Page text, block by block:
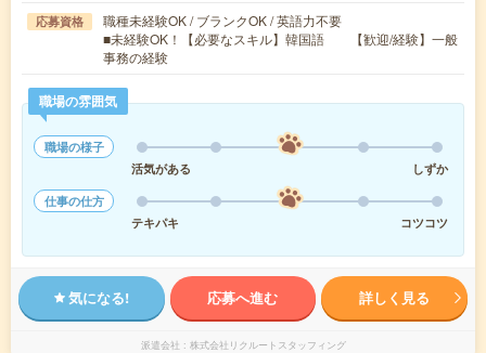
応募資格
職種未経験OK / ブランクOK / 英語力不要
■未経験OK！【必要なスキル】韓国語 【歓迎/経験】一般
事務の経験
職場の雰囲気
職場の様子
活気がある
しずか
仕事の仕方
テキパキ
コツコツ
気になる! 応募へ進む 詳しく見る
派遣会社 株式会社リクルートスタッフィング